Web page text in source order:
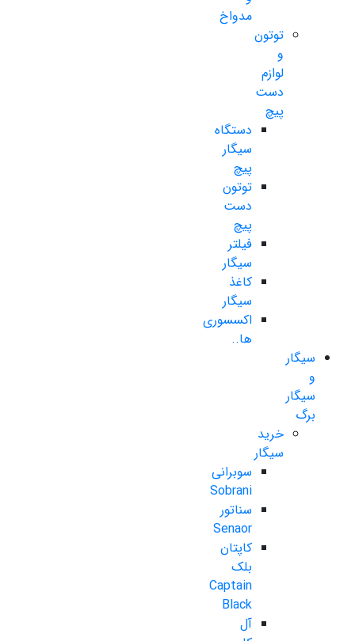
مدواخ
توتون
و
لوازم
دست
پیچ
دستگاه
سیگار
پیچ
توتون
دست
پیچ
فیلتر
سیگار
کاغذ
سیگار
اکسسوری
ها..
سیگار
و
سیگار
برگ
خرید
سیگار
سوبرانی
Sobrani
سناتور
Senaor
کاپتان
بلک
Captain
Black
آل